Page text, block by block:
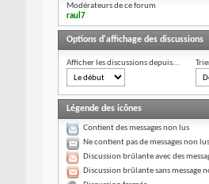
Modérateurs de ce forum
raul7
Options d'affichage des discussions
Afficher les discussions depuis...
Légende des icônes
Contient des messages non lus
Ne contient pas de messages non
Discussion brûlante avec des
Discussion brûlante sans message